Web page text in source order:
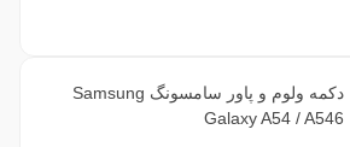
دکمه ولوم و پاور سامسونگ Samsung
Galaxy A54 / A546